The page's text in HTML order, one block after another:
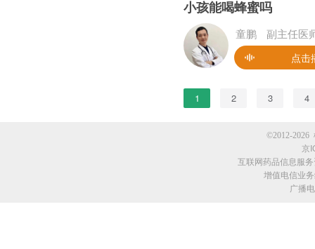
小孩能喝蜂蜜吗
童鹏 副主任医
点击
1 2 3 4
©2012-2026
京
互联网药品信息服
增值电信业
广播